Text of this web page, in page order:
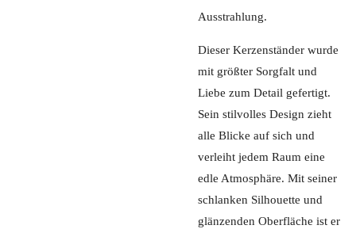
Ausstrahlung.
Dieser Kerzenständer wurde
mit größter Sorgfalt und
Liebe zum Detail gefertigt.
Sein stilvolles Design zieht
alle Blicke auf sich und
verleiht jedem Raum eine
edle Atmosphäre. Mit seiner
schlanken Silhouette und
glänzenden Oberfläche ist er